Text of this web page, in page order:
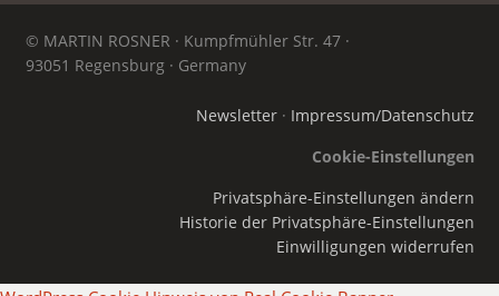
© MARTIN ROSNER · Kumpfmühler Str. 47 ·
93051 Regensburg · Germany
Newsletter· Impressum/Datenschutz
Cookie-Einstellungen
Privatsphäre-Einstellungen ändern
Historie der Privatsphäre-Einstellungen
Einwilligungen widerrufen